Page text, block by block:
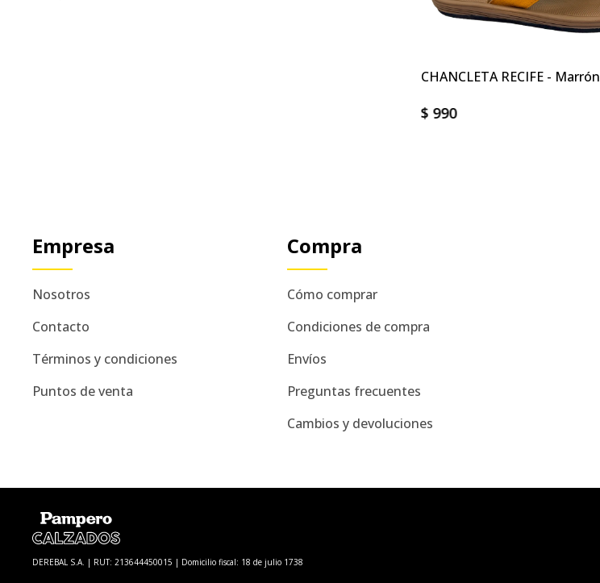
CHANCLETA RECIFE - Marrón
$ 990
Empresa
Nosotros
Contacto
Términos y condiciones
Puntos de venta
Compra
Cómo comprar
Condiciones de compra
Envíos
Preguntas frecuentes
Cambios y devoluciones
DEREBAL S.A. | RUT: 213644450015 | Domicilio fiscal: 18 de julio 1738